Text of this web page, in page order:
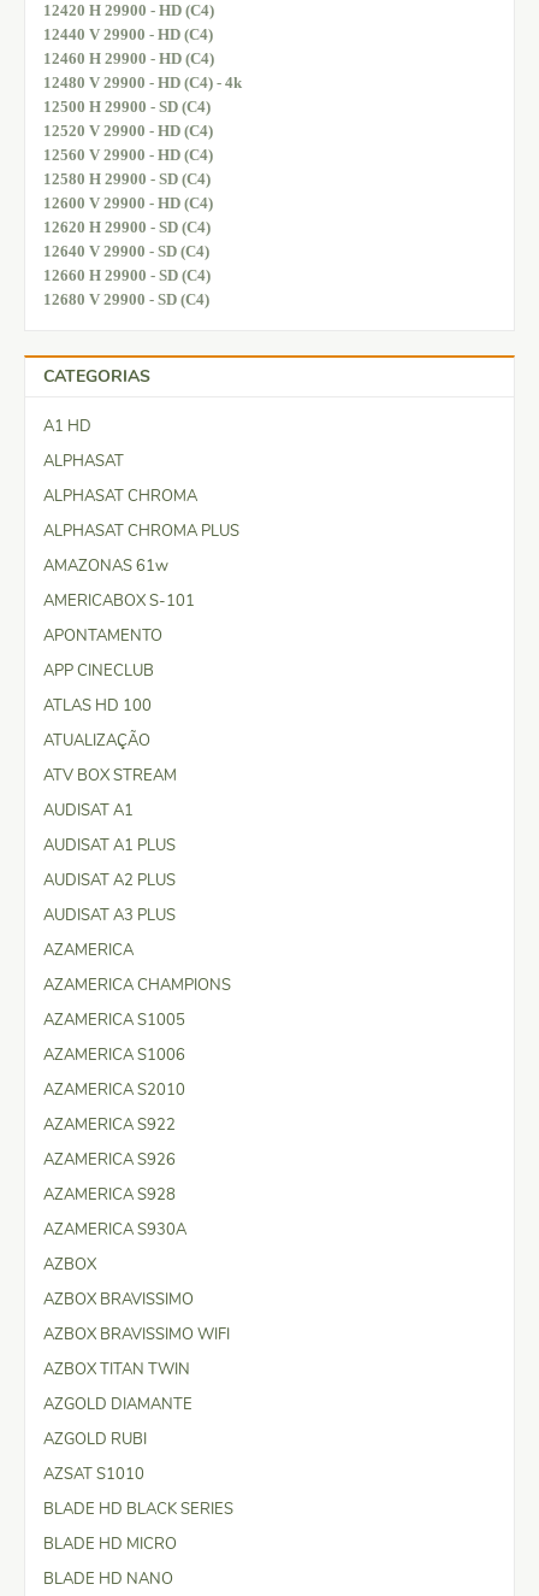
12420 H 29900 - HD (C4)
12440 V 29900 - HD (C4)
12460 H 29900 - HD (C4)
12480 V 29900 - HD (C4) - 4k
12500 H 29900 - SD (C4)
12520 V 29900 - HD (C4)
12560 V 29900 - HD (C4)
12580 H 29900 - SD (C4)
12600 V 29900 - HD (C4)
12620 H 29900 - SD (C4)
12640 V 29900 - SD (C4)
12660 H 29900 - SD (C4)
12680 V 29900 - SD (C4)
CATEGORIAS
A1 HD
ALPHASAT
ALPHASAT CHROMA
ALPHASAT CHROMA PLUS
AMAZONAS 61w
AMERICABOX S-101
APONTAMENTO
APP CINECLUB
ATLAS HD 100
ATUALIZAÇÃO
ATV BOX STREAM
AUDISAT A1
AUDISAT A1 PLUS
AUDISAT A2 PLUS
AUDISAT A3 PLUS
AZAMERICA
AZAMERICA CHAMPIONS
AZAMERICA S1005
AZAMERICA S1006
AZAMERICA S2010
AZAMERICA S922
AZAMERICA S926
AZAMERICA S928
AZAMERICA S930A
AZBOX
AZBOX BRAVISSIMO
AZBOX BRAVISSIMO WIFI
AZBOX TITAN TWIN
AZGOLD DIAMANTE
AZGOLD RUBI
AZSAT S1010
BLADE HD BLACK SERIES
BLADE HD MICRO
BLADE HD NANO